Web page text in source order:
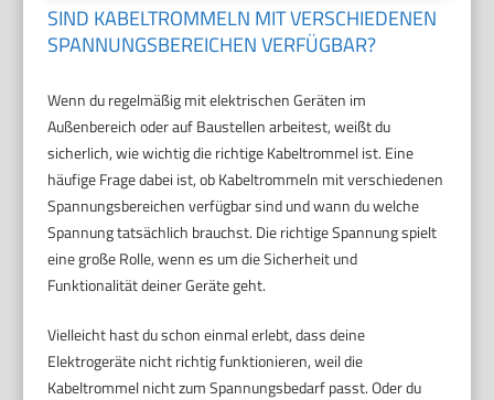
SIND KABELTROMMELN MIT VERSCHIEDENEN
SPANNUNGSBEREICHEN VERFÜGBAR?
Wenn du regelmäßig mit elektrischen Geräten im
Außenbereich oder auf Baustellen arbeitest, weißt du
sicherlich, wie wichtig die richtige Kabeltrommel ist. Eine
häufige Frage dabei ist, ob Kabeltrommeln mit verschiedenen
Spannungsbereichen verfügbar sind und wann du welche
Spannung tatsächlich brauchst. Die richtige Spannung spielt
eine große Rolle, wenn es um die Sicherheit und
Funktionalität deiner Geräte geht.
Vielleicht hast du schon einmal erlebt, dass deine
Elektrogeräte nicht richtig funktionieren, weil die
Kabeltrommel nicht zum Spannungsbedarf passt. Oder du